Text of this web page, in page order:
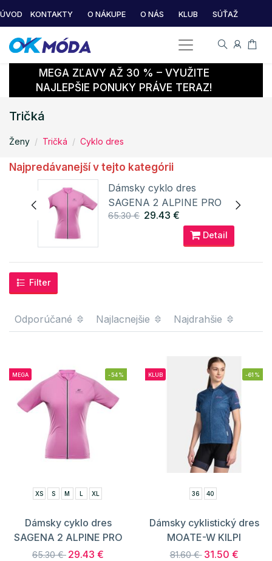
ÚVOD KONTAKTY O NÁKUPE O NÁS KLUB SÚŤAŽ
MEGA ZĽAVY AŽ 30 % – VYUŽITE
NAJLEPŠIE PONUKY PRÁVE TERAZ!
Tričká
Ženy Tričká Cyklo dres
Najpredávanejší v tejto kategórii
Dámsky cyklo dres
SAGENA 2 ALPINE PRO
65.30 € 29.43 €
Detail
Filter
Odporúčané Najlacnejšie Najdrahšie
MEGA -54%
XS S M L XL
Dámsky cyklo dres
SAGENA 2 ALPINE PRO
65.30 € 29.43 €
KLUB -61%
36 40
Dámsky cyklistický dres
MOATE-W KILPI
81.60 € 31.50 €